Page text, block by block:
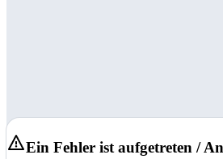
Ein Fehler ist aufgetreten /